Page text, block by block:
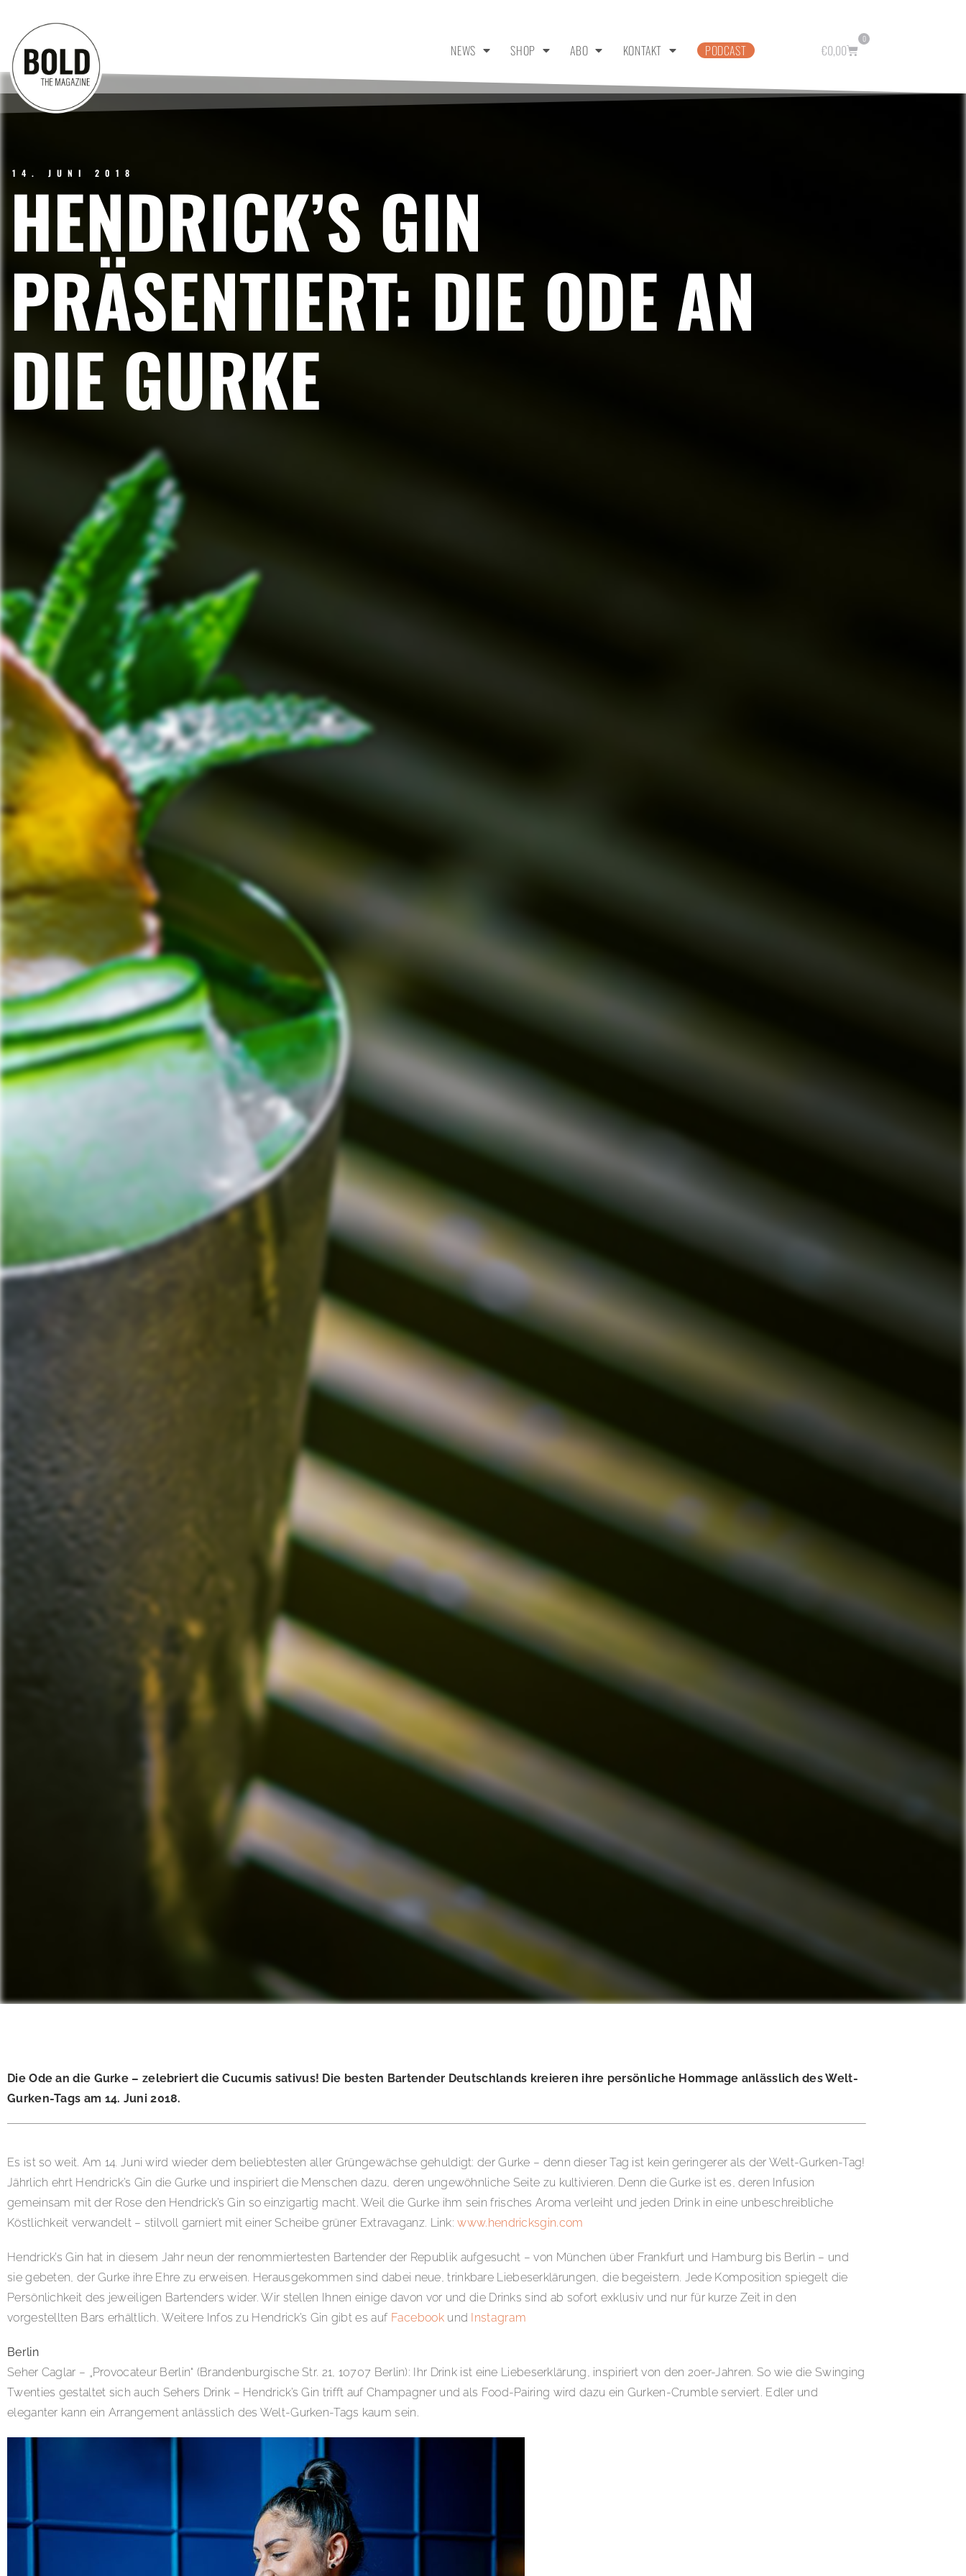
NEWS SHOP ABO KONTAKT PODCAST €0,00
0
14. JUNI 2018
HENDRICK’S GIN
PRÄSENTIERT: DIE ODE AN
DIE GURKE
Die Ode an die Gurke – zelebriert die Cucumis sativus! Die besten Bartender Deutschlands kreieren ihre persönliche Hommage anlässlich des Welt-
Gurken-Tags am 14. Juni 2018.
Es ist so weit. Am 14. Juni wird wieder dem beliebtesten aller Grüngewächse gehuldigt: der Gurke – denn dieser Tag ist kein geringerer als der Welt-Gurken-Tag!
Jährlich ehrt Hendrick’s Gin die Gurke und inspiriert die Menschen dazu, deren ungewöhnliche Seite zu kultivieren. Denn die Gurke ist es, deren Infusion
gemeinsam mit der Rose den Hendrick’s Gin so einzigartig macht. Weil die Gurke ihm sein frisches Aroma verleiht und jeden Drink in eine unbeschreibliche
Köstlichkeit verwandelt – stilvoll garniert mit einer Scheibe grüner Extravaganz. Link:www.hendricksgin.com
Hendrick’s Gin hat in diesem Jahr neun der renommiertesten Bartender der Republik aufgesucht – von München über Frankfurt und Hamburg bis Berlin – und
sie gebeten, der Gurke ihre Ehre zu erweisen. Herausgekommen sind dabei neue, trinkbare Liebeserklärungen, die begeistern. Jede Komposition spiegelt die
Persönlichkeit des jeweiligen Bartenders wider. Wir stellen Ihnen einige davon vor und die Drinks sind ab sofort exklusiv und nur für kurze Zeit in den
vorgestellten Bars erhältlich. Weitere Infos zu Hendrick’s Gin gibt es auf Facebookund Instagram
Berlin
Seher Caglar – „Provocateur Berlin“ (Brandenburgische Str. 21, 10707 Berlin): Ihr Drink ist eine Liebeserklärung, inspiriert von den 20er-Jahren. So wie die Swinging
Twenties gestaltet sich auch Sehers Drink – Hendrick’s Gin trifft auf Champagner und als Food-Pairing wird dazu ein Gurken-Crumble serviert. Edler und
eleganter kann ein Arrangement anlässlich des Welt-Gurken-Tags kaum sein.